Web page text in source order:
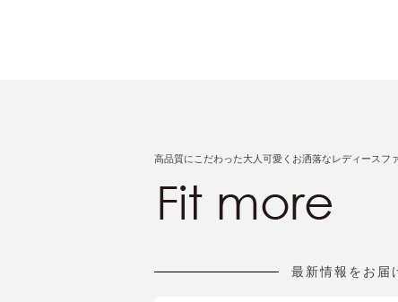
高品質にこだわった大人可愛くお洒落なレディースフ
最新情報をお届